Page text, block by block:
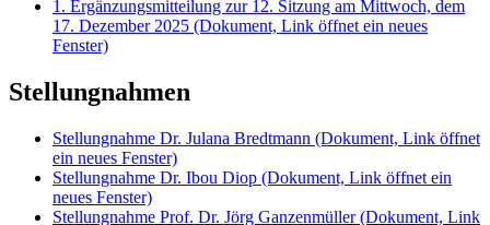
1. Ergänzungsmitteilung zur 12. Sitzung am Mittwoch, dem
17. Dezember 2025 (Dokument, Link öffnet ein neues
Fenster)
Stellungnahmen
Stellungnahme Dr. Julana Bredtmann (Dokument, Link öffnet
ein neues Fenster)
Stellungnahme Dr. Ibou Diop (Dokument, Link öffnet ein
neues Fenster)
Stellungnahme Prof. Dr. Jörg Ganzenmüller(Dokument, Link